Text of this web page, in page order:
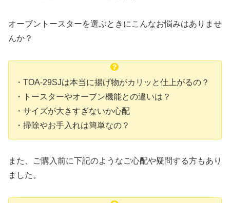
オーブントースターを選ぶときにこんなお悩みはありませ
んか？
・TOA-29SJは本当に揚げ物がカリッと仕上がるの？
・トースターやオーブン機能との違いは？
・サイズが大きすぎないか心配
・掃除やお手入れは簡単なの？
また、ご購入前に下記のようなご心配や疑問する方もあり
ました。